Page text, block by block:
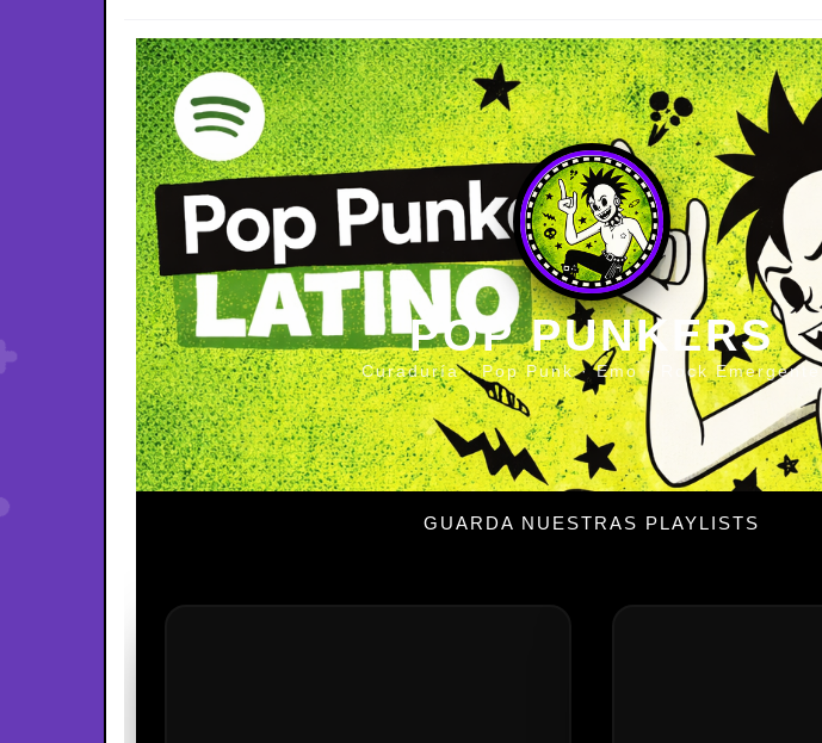
POP PUNKERS
Curaduría · Pop Punk · Emo · Rock Emergente
GUARDA NUESTRAS PLAYLISTS